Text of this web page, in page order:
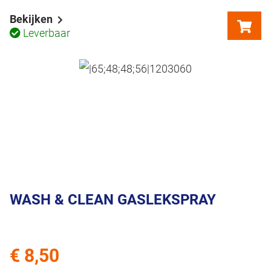
Bekijken
Leverbaar
WASH & CLEAN GASLEKSPRAY
€ 8,50